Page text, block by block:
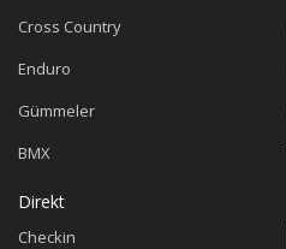
Cross Country
Enduro
Gümmeler
BMX
Direkt
Checkin